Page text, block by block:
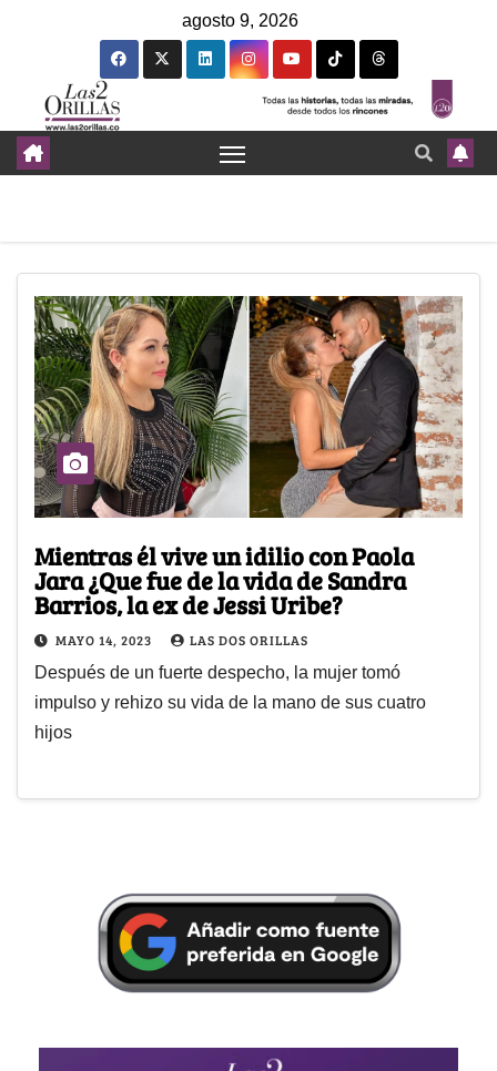
agosto 9, 2026
Mientras él vive un idilio con Paola
Jara ¿Que fue de la vida de Sandra
Barrios, la ex de Jessi Uribe?
MAYO 14, 2023 LAS DOS ORILLAS
Después de un fuerte despecho, la mujer tomó
impulso y rehizo su vida de la mano de sus cuatro
hijos